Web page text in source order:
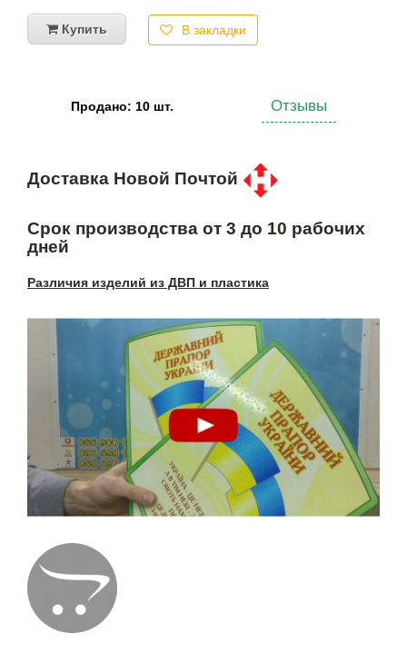
Купить В закладки
Продано: 10 шт. Отзывы
Доставка Новой Почтой
Срок производства от 3 до 10 рабочих
дней
Различия изделий из ДВП и пластика